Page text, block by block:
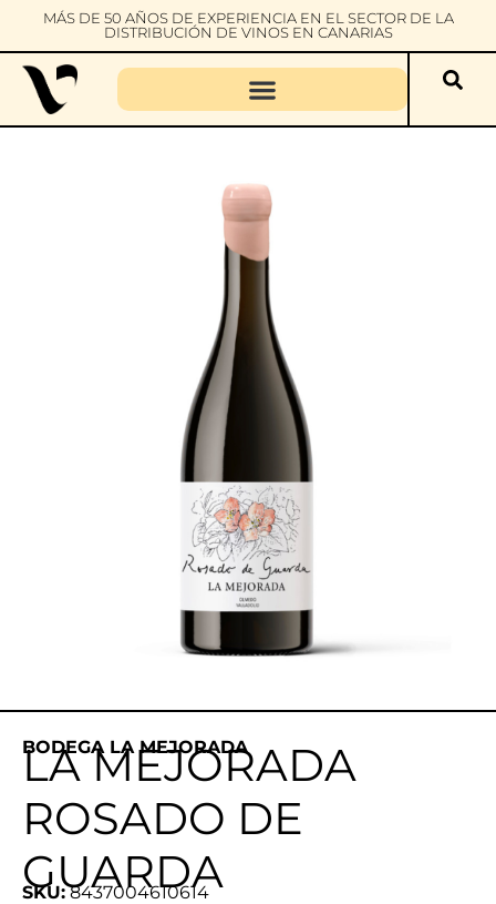
MÁS DE 50 AÑOS DE EXPERIENCIA EN EL SECTOR DE LA
DISTRIBUCIÓN DE VINOS EN CANARIAS
BODEGA LA MEJORADA
LA MEJORADA
ROSADO DE
GUARDA
SKU:8437004610614